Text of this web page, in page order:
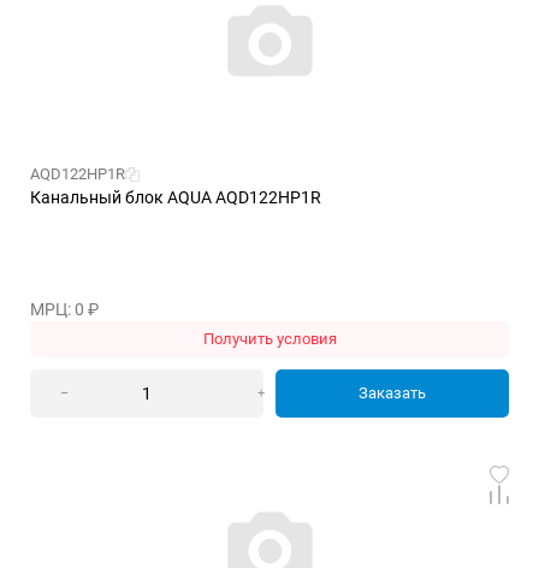
AQD122HP1R
Канальный блок AQUA AQD122HP1R
МРЦ: 0 ₽
Получить условия
– + Заказать